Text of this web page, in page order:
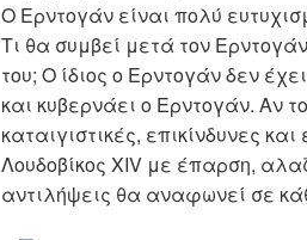
Ο Ερντογάν είναι πολύ
Τι θα συμβεί μετά τον
του; Ο ίδιος ο Ερντογάν δεν
και κυβερνάει ο Ερντογάν. Αν
καταιγιστικές, επικίνδυνες
Λουδοβίκος XIV με έπαρση,
αντιλήψεις θα αναφωνεί σε